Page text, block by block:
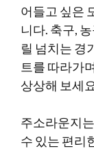
어들고 싶은
니다. 축구,
릴 넘치는 경
트를 따라가
상상해 보세
주소라운지
수 있는 편리